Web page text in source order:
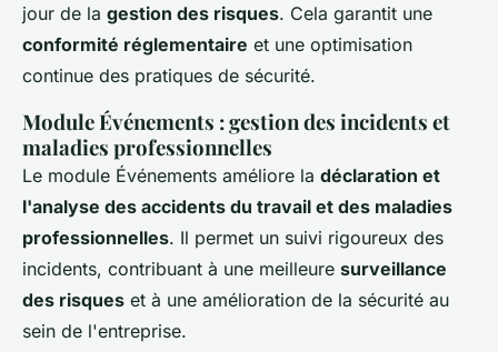
jour de la gestion des risques. Cela garantit une
conformité réglementaire et une optimisation
continue des pratiques de sécurité.
Module Événements : gestion des incidents et
maladies professionnelles
Le module Événements améliore la déclaration et
l'analyse des accidents du travail et des maladies
professionnelles. Il permet un suivi rigoureux des
incidents, contribuant à une meilleure surveillance
des risques et à une amélioration de la sécurité au
sein de l'entreprise.